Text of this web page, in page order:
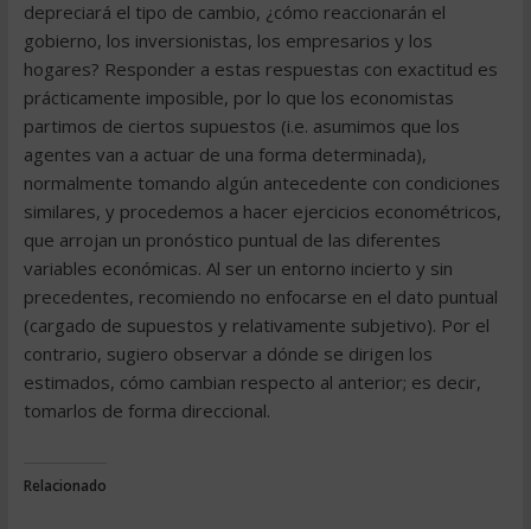
depreciará el tipo de cambio, ¿cómo reaccionarán el
gobierno, los inversionistas, los empresarios y los
hogares? Responder a estas respuestas con exactitud es
prácticamente imposible, por lo que los economistas
partimos de ciertos supuestos (i.e. asumimos que los
agentes van a actuar de una forma determinada),
normalmente tomando algún antecedente con condiciones
similares, y procedemos a hacer ejercicios econométricos,
que arrojan un pronóstico puntual de las diferentes
variables económicas. Al ser un entorno incierto y sin
precedentes, recomiendo no enfocarse en el dato puntual
(cargado de supuestos y relativamente subjetivo). Por el
contrario, sugiero observar a dónde se dirigen los
estimados, cómo cambian respecto al anterior; es decir,
tomarlos de forma direccional.
Relacionado